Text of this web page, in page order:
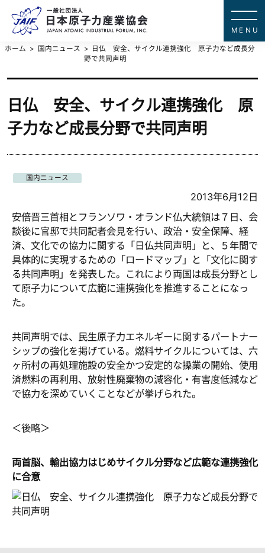
ホーム 国内ニュース
日仏 安全、サイクル連携強化 原子力など成長分
野で共同声明
日仏 安全、サイクル連携強化 原
子力など成長分野で共同声明
国内ニュース
2013年6月12日
安倍晋三首相とフランソワ・オランド仏大統領は７日、会
談後に官邸で共同記者会見を行い、政治・安全保障、経
済、文化での協力に関する「日仏共同声明」と、５年間で
具体的に実現するための「ロードマップ」と「文化に関す
る共同声明」を発表した。これにより両国は成長分野とし
て原子力について広範に連携強化を推進することになっ
た。
共同声明では、民生原子力エネルギーに関するパートナー
シップの強化を掲げている。燃料サイクルについては、六
ヶ所村の再処理施設の安全かつ安定的な操業の開始、使用
済燃料の再利用、放射性廃棄物の減容化・有害度低減など
で協力を深めていくことなどが挙げられた。
＜後略＞
両首脳、輸出協力はじめサイクル分野など広範な連携強化
に合意